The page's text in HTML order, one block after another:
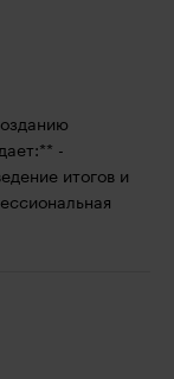
-
итогов и